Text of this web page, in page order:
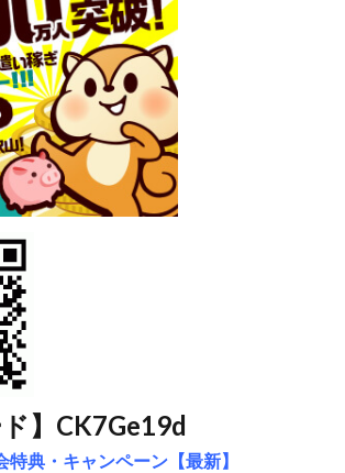
ド】CK7Ge19d
特典・キャンペーン【最新】